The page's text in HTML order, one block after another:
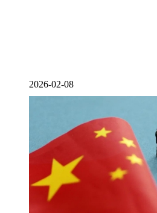
2026-02-08